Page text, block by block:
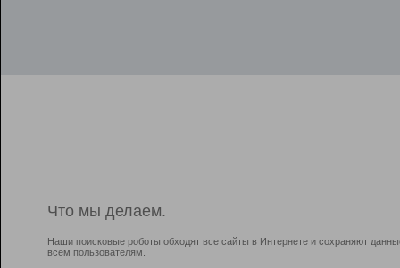
Что мы делаем.
Наши поисковые роботы обходят все сайты в Интернете и сохраняют
всем пользователям.